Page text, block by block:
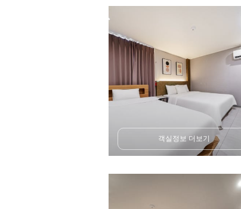
객실정보 더보기